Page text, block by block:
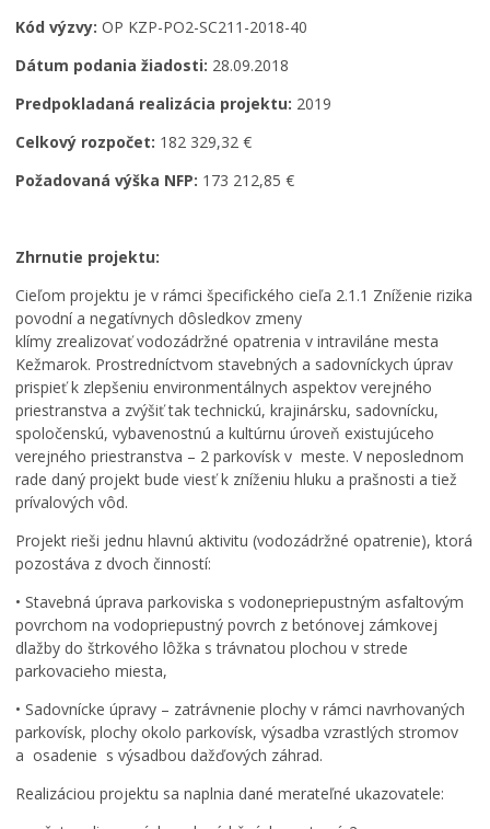
Operačný program ľudské zdroje
Prešovský samosprávny kraj – dotácie
Operačný program integrovaná infraštruktúra 2014-
2020
Program Interreg Poľsko – Slovensko 2021 – 2027
Program Slovensko 2021 – 2027
Fond na podporu umenia
Oznamovanie podozrení z podvodov
Zamestnanie v samospráve
Kód výzvy: OP KZP-PO2-SC211-2018-40
Dátum podania žiadosti: 28.09.2018
Predpokladaná realizácia projektu: 2019
Celkový rozpočet: 182 329,32 €
Požadovaná výška NFP: 173 212,85 €
Zhrnutie projektu:
Cieľom projektu je v rámci špecifického cieľa 2.1.1 Zníženie rizika
povodní a negatívnych dôsledkov zmeny
klímy zrealizovať vodozádržné opatrenia v intraviláne mesta
Kežmarok. Prostredníctvom stavebných a sadovníckych úprav
prispieť k zlepšeniu environmentálnych aspektov verejného
priestranstva a zvýšiť tak technickú, krajinársku, sadovnícku,
spoločenskú, vybavenostnú a kultúrnu úroveň existujúceho
verejného priestranstva – 2 parkovísk v meste. V neposlednom
rade daný projekt bude viesť k zníženiu hluku a prašnosti a tiež
prívalových vôd.
Projekt rieši jednu hlavnú aktivitu (vodozádržné opatrenie), ktorá
pozostáva z dvoch činností:
• Stavebná úprava parkoviska s vodonepriepustným asfaltovým
povrchom na vodopriepustný povrch z betónovej zámkovej
dlažby do štrkového lôžka s trávnatou plochou v strede
parkovacieho miesta,
• Sadovnícke úpravy – zatrávnenie plochy v rámci navrhovaných
parkovísk, plochy okolo parkovísk, výsadba vzrastlých stromov
a osadenie s výsadbou dažďových záhrad.
Realizáciou projektu sa naplnia dané merateľné ukazovatele: